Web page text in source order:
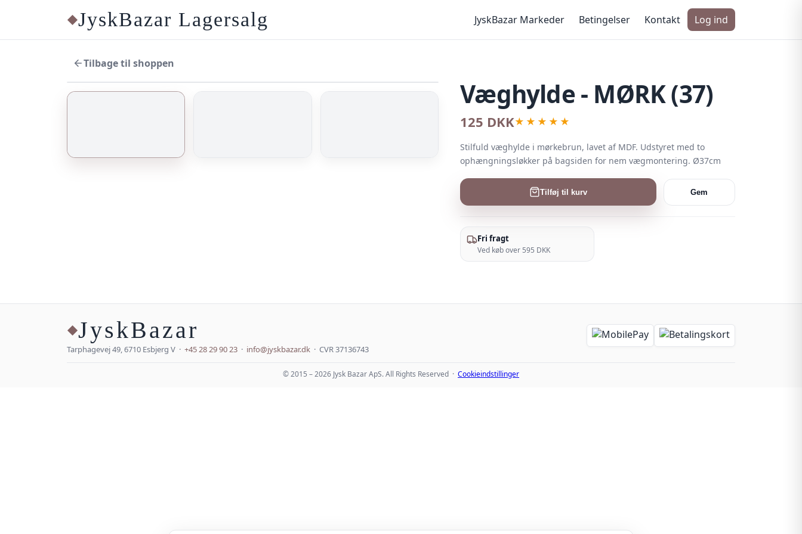
◆JyskBazar Lagersalg JyskBazar Markeder Betingelser Kontakt Log ind
Tilbage til shoppen
Væghylde - MØRK (37)
125 DKK★★★★★
Stilfuld væghylde i mørkebrun, lavet af MDF. Udstyret med to
ophængningsløkker på bagsiden for nem vægmontering. Ø37cm
Tilføj til kurv Gem
Fri fragt
Ved køb over 595 DKK
◆JyskBazar
Tarphagevej 49, 6710 Esbjerg V · +45 28 29 90 23 · info@jyskbazar.dk · CVR 37136743
© 2015 – 2026 Jysk Bazar ApS. All Rights Reserved · Cookieindstillinger